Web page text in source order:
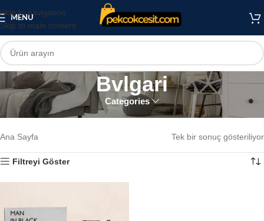
Skip to navigation
Skip to main content
MENU
Bvlgari
Categories
Bvlgari
Ana Sayfa Tek bir sonuç gösteriliyor
Filtreyi Göster